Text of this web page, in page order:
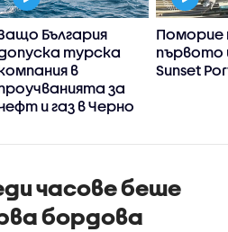
България
турска
в
за
и газ в Черно
първото
Sunset
часове беше
бордова